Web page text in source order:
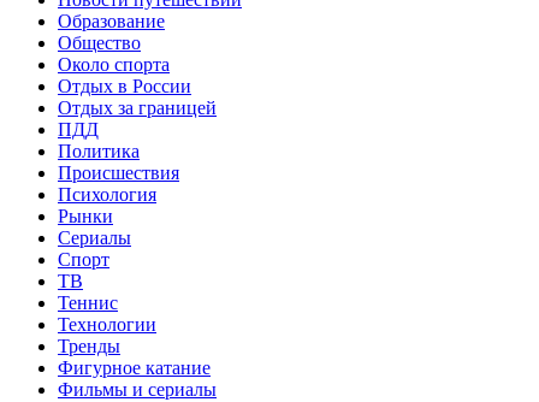
Образование
Общество
Около спорта
Отдых в России
Отдых за границей
ПДД
Политика
Происшествия
Психология
Рынки
Сериалы
Спорт
ТВ
Теннис
Технологии
Тренды
Фигурное катание
Фильмы и сериалы